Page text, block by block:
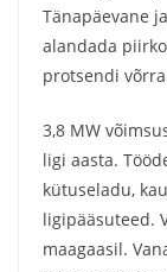
Tänapäevane
alandada
protsendi
3,8 MW
ligi aasta.
kütuseladu,
ligipääsuteed.
maagaasil.